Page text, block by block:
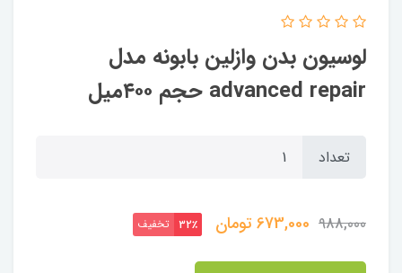
لوسیون بدن وازلین بابونه مدل
advanced repair حجم ۴۰۰میل
تعداد
988,000
673,000تومان 32٪ تخفیف